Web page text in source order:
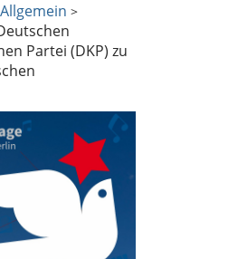
Allgemein >
Partei (DKP) zu